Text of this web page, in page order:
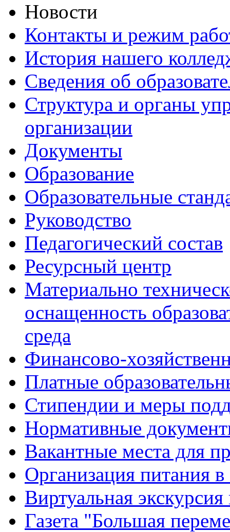
Новости
Контакты и режим
История нашего
Сведения об
Структура и органы
организации
Документы
Образование
Образовательные
Руководство
Педагогический состав
Ресурсный центр
Материально
оснащенность
среда
Финансово-
Платные
Стипендии и меры
Нормативные
Вакантные места для
Организация питания в
Виртуальная
Газета "Большая